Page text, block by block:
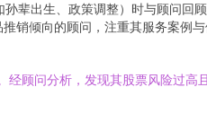
辈出生、政策调整）时与顾问回
销倾向的顾问，注重其服务案例与
顾问分析，发现其股票风险过高